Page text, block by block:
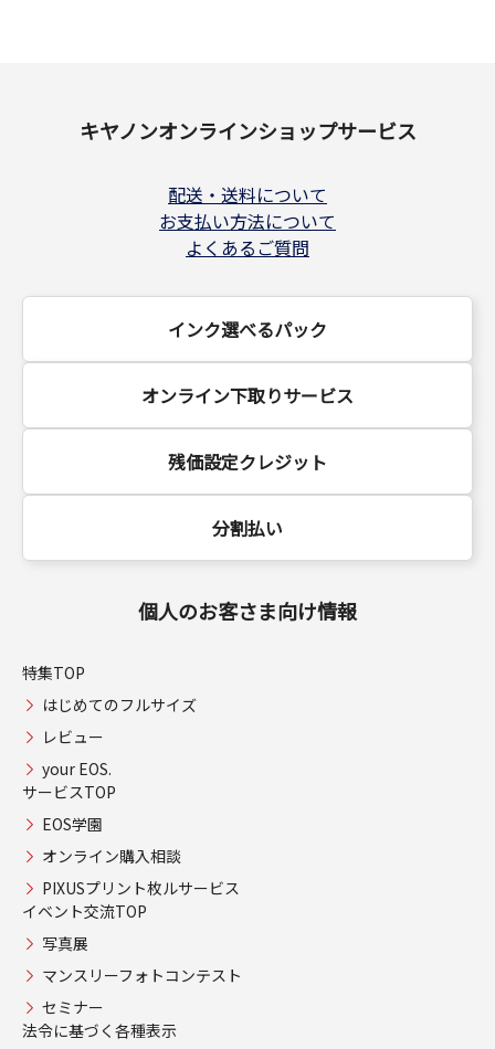
キヤノンオンラインショップサービス
配送・送料について
お支払い方法について
よくあるご質問
インク選べるパック
オンライン下取りサービス
残価設定クレジット
分割払い
個人のお客さま向け情報
特集TOP
はじめてのフルサイズ
レビュー
your EOS.
サービスTOP
EOS学園
オンライン購入相談
PIXUSプリント枚ルサービス
イベント交流TOP
写真展
マンスリーフォトコンテスト
セミナー
法令に基づく各種表示